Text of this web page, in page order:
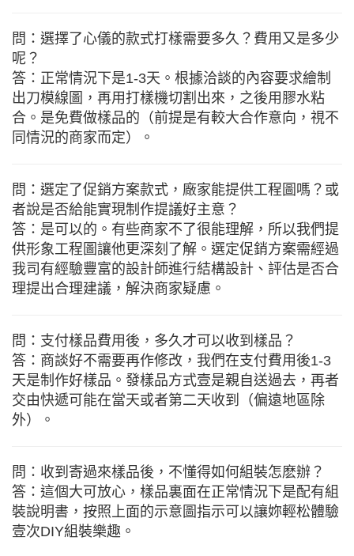
問：選擇了心儀的款式打樣需要多久？費用又是多少
呢？
答：正常情況下是1-3天。根據洽談的內容要求繪制
出刀模線圖，再用打樣機切割出來，之後用膠水粘
合。是免費做樣品的（前提是有較大合作意向，視不
同情況的商家而定）。
問：選定了促銷方案款式，廠家能提供工程圖嗎？或
者說是否給能實現制作提議好主意？
答：是可以的。有些商家不了很能理解，所以我們提
供形象工程圖讓他更深刻了解。選定促銷方案需經過
我司有經驗豐富的設計師進行結構設計、評估是否合
理提出合理建議，解決商家疑慮。
問：支付樣品費用後，多久才可以收到樣品？
答：商談好不需要再作修改，我們在支付費用後1-3
天是制作好樣品。發樣品方式壹是親自送過去，再者
交由快遞可能在當天或者第二天收到（偏遠地區除
外）。
問：收到寄過來樣品後，不懂得如何組裝怎麽辦？
答：這個大可放心，樣品裏面在正常情況下是配有組
裝說明書，按照上面的示意圖指示可以讓妳輕松體驗
壹次DIY組裝樂趣。